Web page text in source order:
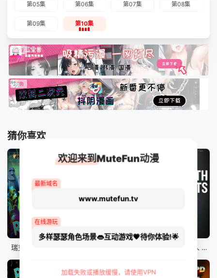
第05集 第06集 第07集 第08集
第09集 第10集
猜你喜欢
10集全
瑞克和莫蒂 第八季 爱、死亡和机器人 第三季
欢迎来到MuteFun动漫
最新域名
www.mutefun.tv
在线游玩
多样瑟瑟角色场景👄互动游戏💗待你体验!🌟
加载失败或播放缓慢，请使用VPN